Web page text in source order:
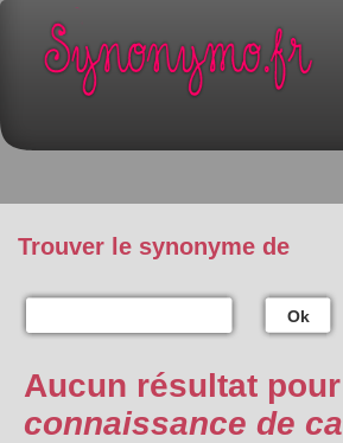
Trouver le synonyme de
Ok
Aucun résultat pour
connaissance de